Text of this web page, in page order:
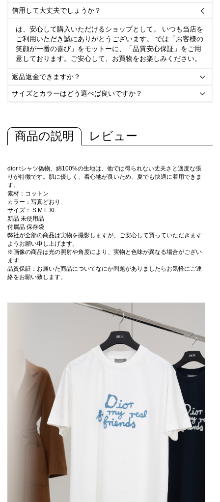
信用して大丈夫でしょうか？ 
は、安心して購入いただけるショップとして。 いつも当店を
ご利用いただき誠にありがとうございます。 では「お客様の
笑顔が一番の喜び」をモットーに、「品質安心保証」をご用
意しております。ご安心して、お買物をお楽しみください。
返品返金できますか？ 
サイズとカラーはどう選べば良いですか？ 
商品の説明 レビュー
dior tシャツ偽物、綿100%の生地は、他では得られない丈夫さと適度な張
りが特徴です。肌に優しく、着心地が良いため、夏でも快適に着用できま
す。
素材：コットン
カラー：写真どおり
サイズ： S M L XL
新品 未使用品
付属品 保存袋
弊社が全部の商品は実物を撮影しますが、ご安心して買っていただきます
ようお願い申し上げます。
※画像の商品は光の照射や角度により、実物と色味が異なる場合がござい
ます
品質保証：お届いた商品についてなにか問題がありましたらお気軽にご連
絡をお願い致します。